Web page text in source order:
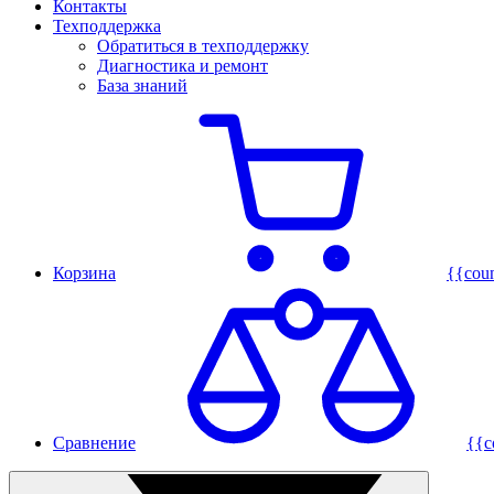
Контакты
Техподдержка
Обратиться в техподдержку
Диагностика и ремонт
База знаний
Корзина
Сравнение